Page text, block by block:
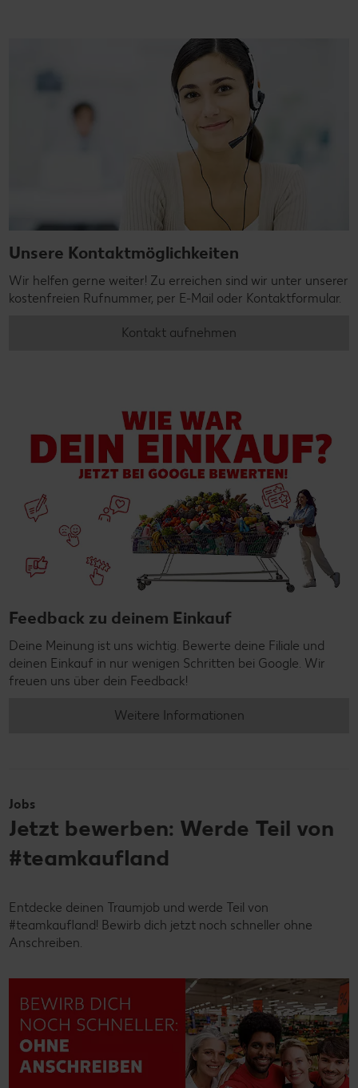
Unsere Kontaktmöglichkeiten
Wir helfen gerne weiter! Zu erreichen sind wir unter unserer
kostenfreien Rufnummer, per E-Mail oder Kontaktformular.
Kontakt aufnehmen
Feedback zu deinem Einkauf
Deine Meinung ist uns wichtig. Bewerte deine Filiale und
deinen Einkauf in nur wenigen Schritten bei Google. Wir
freuen uns über dein Feedback!
Weitere Informationen
Jobs
Jetzt bewerben: Werde Teil von
#teamkaufland
Entdecke deinen Traumjob und werde Teil von
#teamkaufland! Bewirb dich jetzt noch schneller ohne
Anschreiben.